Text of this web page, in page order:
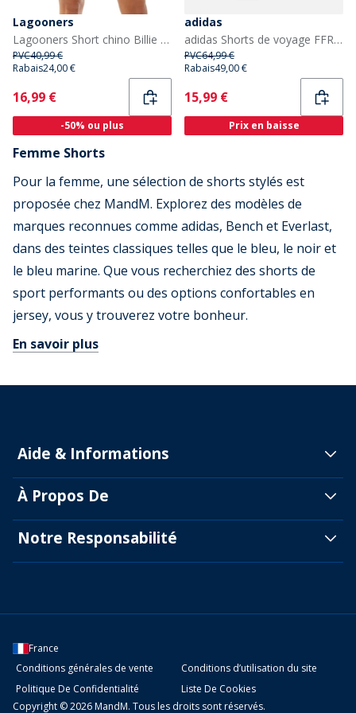
Lagooners
Lagooners Short chino Billie Femme Kaki
PVC40,99 €
Rabais24,00 €
Current
16,99 €
-50% ou plus
adidas
adidas Shorts de voyage FFR France Rugby Z.N.E. Femme Dark Blue
PVC64,99 €
Rabais49,00 €
Current
15,99 €
Prix en baisse
Femme Shorts
Pour la femme, une sélection de shorts stylés est
proposée chez MandM. Explorez des modèles de
marques reconnues comme adidas, Bench et Everlast,
dans des teintes classiques telles que le bleu, le noir et
le bleu marine. Que vous recherchiez des shorts de
sport performants ou des options confortables en
jersey, vous y trouverez votre bonheur.
En savoir plus
Aide & Informations
À Propos De
Notre Responsabilité
France
Conditions générales de vente
Conditions d’utilisation du site
Politique De Confidentialité
Liste De Cookies
Copyright © 2026 MandM. Tous les droits sont réservés.